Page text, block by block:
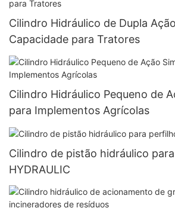
Cilindro Hidráulico de Dupla
Capacidade para Tratores
Cilindro Hidráulico Pequeno de
para Implementos Agrícolas
Cilindro de pistão hidráulico
HYDRAULIC